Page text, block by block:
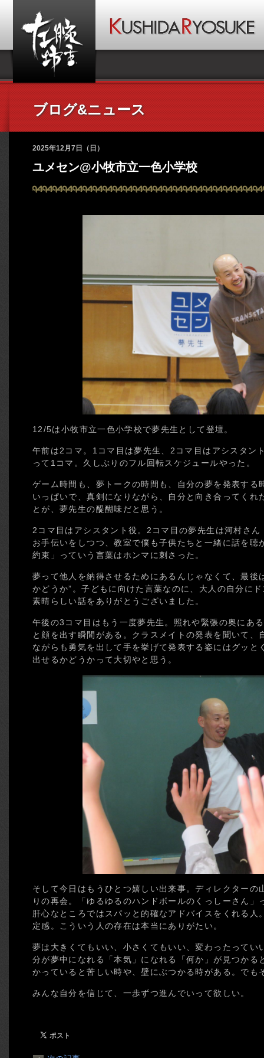
ブログ&ニュース
2025年12月7日（日）
ユメセン@小牧市立一色小学校
12/5は小牧市立一色小学校で夢先生として登壇。
午前は2コマ。1コマ目は夢先生、2コマ目はアシスタン
って1コマ。久しぶりのフル回転スケジュールやった。
ゲーム時間も、夢トークの時間も、自分の夢を発表する
いっぱいで、真剣になりながら、自分と向き合ってくれ
とが、夢先生の醍醐味だと思う。
2コマ目はアシスタント役。2コマ目の夢先生は河村さ
お手伝いをしつつ、教室で僕も子供たちと一緒に話を聴
約束」っていう言葉はホンマに刺さった。
夢って他人を納得させるためにあるんじゃなくて、最後
かどうか”。子どもに向けた言葉なのに、大人の自分に
素晴らしい話をありがとうございました。
午後の3コマ目はもう一度夢先生。照れや緊張の奥にあ
と顔を出す瞬間がある。クラスメイトの発表を聞いて、
ながらも勇気を出して手を挙げて発表する姿にはグッと
出せるかどうかって大切やと思う。
そして今日はもうひとつ嬉しい出来事。ディレクターの
りの再会。「ゆるゆるのハンドボールのくっしーさん」
肝心なところではスパッと的確なアドバイスをくれる人
定感。こういう人の存在は本当にありがたい。
夢は大きくてもいい、小さくてもいい、変わったってい
分が夢中になれる「本気」になれる「何か」が見つかる
かっていると苦しい時や、壁にぶつかる時がある。でも
みんな自分を信じて、一歩ずつ進んでいって欲しい。